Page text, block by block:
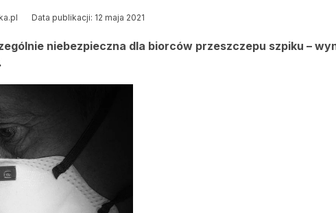
Data publikacji: 12 maja 2021
niebezpieczna dla biorców przeszczepu szpiku –